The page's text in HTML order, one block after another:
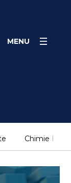
MENU
Chimie